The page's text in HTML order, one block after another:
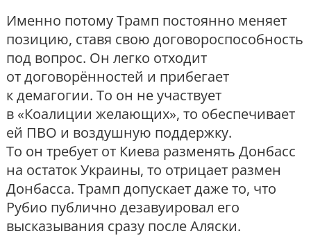
Именно потому Трамп постоянно меняет
позицию, ставя свою договороспособность
под вопрос. Он легко отходит
от договорённостей и прибегает
к демагогии. То он не участвует
в «Коалиции желающих», то обеспечивает
ей ПВО и воздушную поддержку.
То он требует от Киева разменять Донбасс
на остаток Украины, то отрицает размен
Донбасса. Трамп допускает даже то, что
Рубио публично дезавуировал его
высказывания сразу после Аляски.